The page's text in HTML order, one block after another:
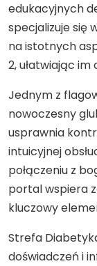
edukacyjnych
specjalizuje się
na istotnych
2, ułatwiając
Jednym z
nowoczesny
usprawnia
intuicyjnej
połączeniu z
portal wspiera
kluczowy
Strefa
doświadczeń i